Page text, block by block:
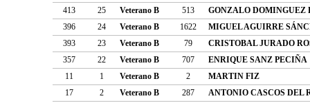
413
25 Veterano B 513
GONZALO DOMINGUEZ
396
24 Veterano B 1622
MIGUEL AGUIRRE
393
23 Veterano B 79
CRISTOBAL JURADO
357
22 Veterano B 707
ENRIQUE SANZ PECIÑA
11
1 Veterano B 2
MARTIN FIZ
17
2 Veterano B 287
ANTONIO CASCOS DEL